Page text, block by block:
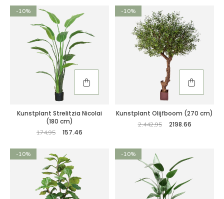
-10%
Kunstplant Strelitzia Nicolai
(180 cm)
174,95 157.46
-10%
Kunstplant Olijfboom (270 cm)
2.442,95 2198.66
-10% -10%